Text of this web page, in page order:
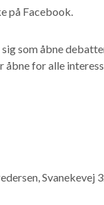
på Facebook.
som åbne
for alle
Svanekevej